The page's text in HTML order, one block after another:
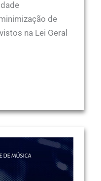
de
na Lei Geral